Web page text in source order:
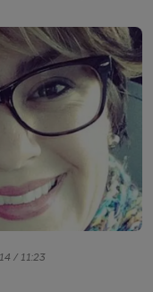
/ 11:23